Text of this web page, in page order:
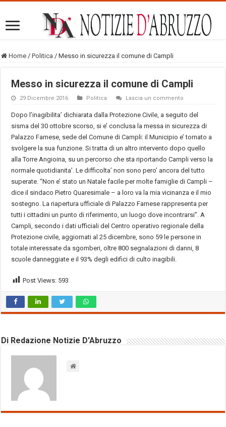
Home / Politica / Messo in sicurezza il comune di Campli
Messo in sicurezza il comune di Campli
29 Dicembre 2016 Politica Lascia un commento
Dopo l’inagibilita’ dichiarata dalla Protezione Civile, a seguito del
sisma del 30 ottobre scorso, si e’ conclusa la messa in sicurezza di
Palazzo Farnese, sede del Comune di Campli: il Municipio e’ tornato a
svolgere la sua funzione. Si tratta di un altro intervento dopo quello
alla Torre Angioina, su un percorso che sta riportando Campli verso la
normale quotidianita’. Le difficolta’ non sono pero’ ancora del tutto
superate. “Non e’ stato un Natale facile per molte famiglie di Campli –
dice il sindaco Pietro Quaresimale – a loro va la mia vicinanza e il mio
sostegno. La riapertura ufficiale di Palazzo Farnese rappresenta per
tutti i cittadini un punto di riferimento, un luogo dove incontrarsi”. A
Campli, secondo i dati ufficiali del Centro operativo regionale della
Protezione civile, aggiornati al 25 dicembre, sono 59 le persone in
totale interessate da sgomberi, oltre 800 segnalazioni di danni, 8
scuole danneggiate e il 93% degli edifici di culto inagibili.
Post Views: 593
Di Redazione Notizie D'Abruzzo